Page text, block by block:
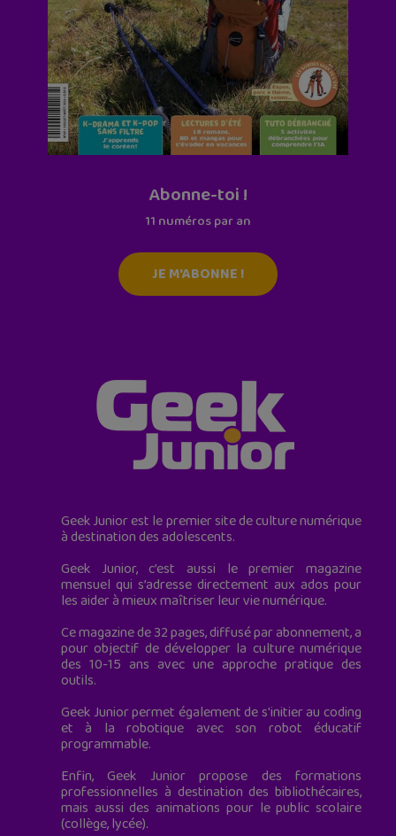
Abonne-toi !
11 numéros par an
JE M'ABONNE !
Geek Junior est le premier site de culture numérique
à destination des adolescents.
Geek Junior, c’est aussi le premier magazine
mensuel qui s’adresse directement aux ados pour
les aider à mieux maîtriser leur vie numérique.
Ce magazine de 32 pages, diffusé par abonnement, a
pour objectif de développer la culture numérique
des 10-15 ans avec une approche pratique des
outils.
Geek Junior permet également de s'initier au coding
et à la robotique avec son robot éducatif
programmable.
Enfin, Geek Junior propose des formations
professionnelles à destination des bibliothécaires,
mais aussi des animations pour le public scolaire
(collège, lycée).